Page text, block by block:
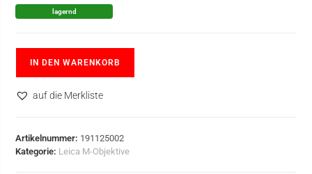
lagernd
IN DEN WARENKORB
auf die Merkliste
Artikelnummer: 191125002
Kategorie: Leica M-Objektive